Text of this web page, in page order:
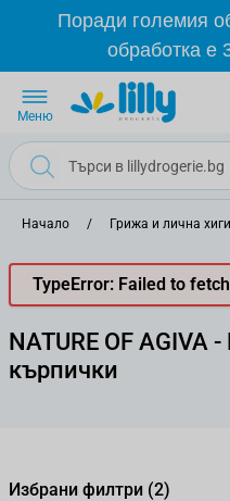
Прескачане към
Поради големия
обработка е
Меню
Начало / Грижа и лична
TypeError: Failed to fetch
NATURE OF AGIVA
кърпички
Избрани филтри (2)